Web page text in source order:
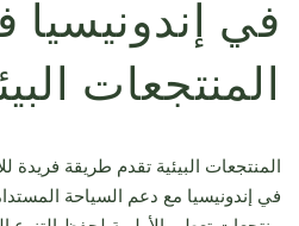
في إندونيسيا
المنتجعات
المنتجعات البيئية تقدم طريقة فريدة
في إندونيسيا مع دعم السياحة